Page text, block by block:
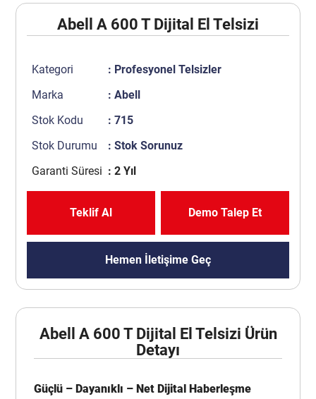
Abell A 600 T Dijital El Telsizi
Kategori : Profesyonel Telsizler
Marka
: Abell
Stok Kodu
: 715
Stok Durumu
: Stok Sorunuz
Garanti Süresi : 2 Yıl
Teklif Al Demo Talep Et
Hemen İletişime Geç
Abell A 600 T Dijital El Telsizi Ürün
Detayı
Güçlü – Dayanıklı – Net Dijital Haberleşme